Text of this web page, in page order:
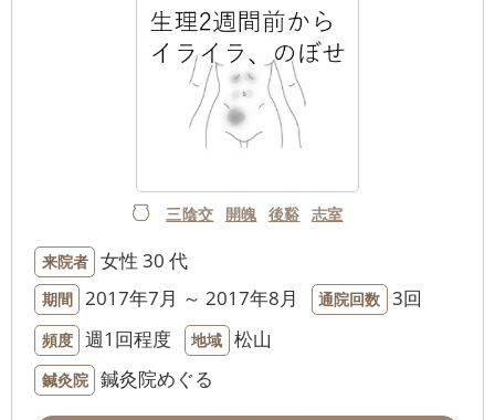
三陰交 開魄 後谿 志室
来院者 女性 30 代
期間 2017年7月 ～ 2017年8月 通院回数 3回
頻度 週1回程度 地域 松山
鍼灸院 鍼灸院めぐる